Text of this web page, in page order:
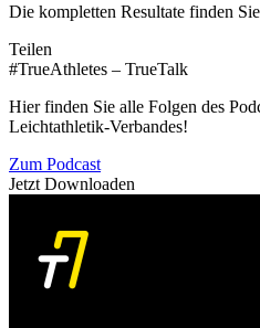
Die kompletten Resultate finden
Teilen
#TrueAthletes – TrueTalk
Hier finden Sie alle Folgen des
Leichtathletik-Verbandes!
Zum Podcast
Jetzt Downloaden